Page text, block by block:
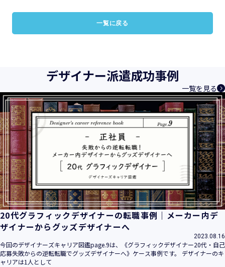
一覧に戻る
デザイナー派遣成功事例
一覧を見る
20代グラフィックデザイナーの転職事例｜メーカー内デ
ザイナーからグッズデザイナーへ
2023.08.16
今回のデザイナーズキャリア図鑑page.9は、《グラフィックデザイナー20代・自己
応募失敗からの逆転転職でグッズデザイナーへ》ケース事例です。 デザイナーのキ
ャリアは1人として